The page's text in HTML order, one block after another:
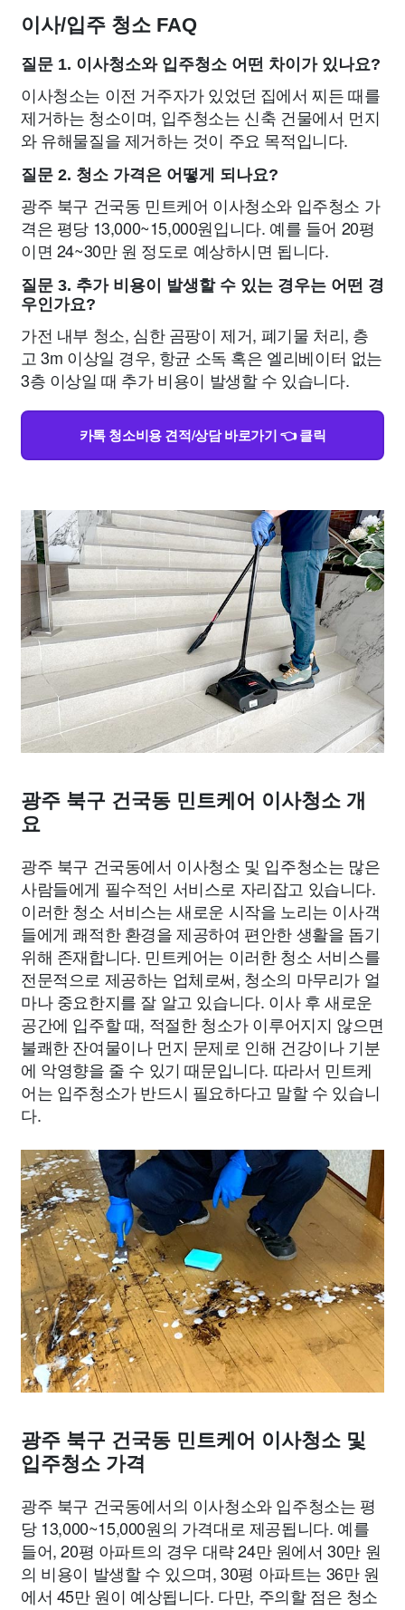
이사/입주 청소 FAQ
질문 1. 이사청소와 입주청소 어떤 차이가 있나요?
이사청소는 이전 거주자가 있었던 집에서 찌든 때를
제거하는 청소이며, 입주청소는 신축 건물에서 먼지
와 유해물질을 제거하는 것이 주요 목적입니다.
질문 2. 청소 가격은 어떻게 되나요?
광주 북구 건국동 민트케어 이사청소와 입주청소 가
격은 평당 13,000~15,000원입니다. 예를 들어 20평
이면 24~30만 원 정도로 예상하시면 됩니다.
질문 3. 추가 비용이 발생할 수 있는 경우는 어떤 경
우인가요?
가전 내부 청소, 심한 곰팡이 제거, 폐기물 처리, 층
고 3m 이상일 경우, 항균 소독 혹은 엘리베이터 없는
3층 이상일 때 추가 비용이 발생할 수 있습니다.
카톡 청소비용 견적/상담 바로가기 👈 클릭
광주 북구 건국동 민트케어 이사청소 개
요
광주 북구 건국동에서 이사청소 및 입주청소는 많은
사람들에게 필수적인 서비스로 자리잡고 있습니다.
이러한 청소 서비스는 새로운 시작을 노리는 이사객
들에게 쾌적한 환경을 제공하여 편안한 생활을 돕기
위해 존재합니다. 민트케어는 이러한 청소 서비스를
전문적으로 제공하는 업체로써, 청소의 마무리가 얼
마나 중요한지를 잘 알고 있습니다. 이사 후 새로운
공간에 입주할 때, 적절한 청소가 이루어지지 않으면
불쾌한 잔여물이나 먼지 문제로 인해 건강이나 기분
에 악영향을 줄 수 있기 때문입니다. 따라서 민트케
어는 입주청소가 반드시 필요하다고 말할 수 있습니
다.
광주 북구 건국동 민트케어 이사청소 및
입주청소 가격
광주 북구 건국동에서의 이사청소와 입주청소는 평
당 13,000~15,000원의 가격대로 제공됩니다. 예를
들어, 20평 아파트의 경우 대략 24만 원에서 30만 원
의 비용이 발생할 수 있으며, 30평 아파트는 36만 원
에서 45만 원이 예상됩니다. 다만, 주의할 점은 청소